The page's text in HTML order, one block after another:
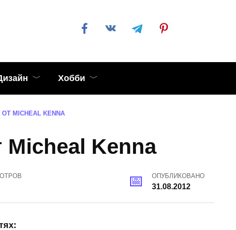
Хобби
MICHEAL KENNA
Kenna
ОПУБЛИКОВАНО
31.08.2012